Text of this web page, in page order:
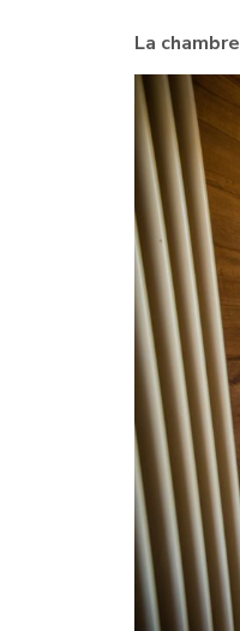
La chambre